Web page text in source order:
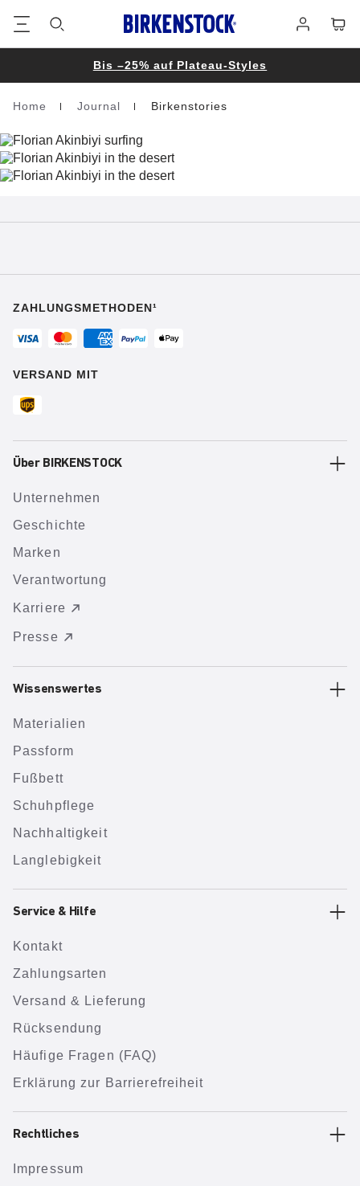
Bis –25% auf Plateau-Styles
Homepage
Home Journal Birkenstories
ZAHLUNGSMETHODEN¹
VERSAND MIT
Über BIRKENSTOCK
Unternehmen
Geschichte
Marken
Verantwortung
Karriere
Presse
Wissenswertes
Materialien
Passform
Fußbett
Schuhpflege
Nachhaltigkeit
Langlebigkeit
Service & Hilfe
Kontakt
Zahlungsarten
Versand & Lieferung
Rücksendung
Häufige Fragen (FAQ)
Erklärung zur Barrierefreiheit
Rechtliches
Impressum